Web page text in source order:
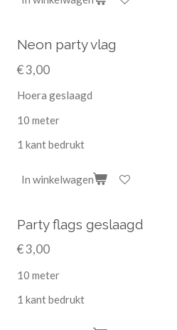
Neon party vlag
€ 3,00
Hoera geslaagd
10 meter
1 kant bedrukt
In winkelwagen
Party flags geslaagd
€ 3,00
10 meter
1 kant bedrukt